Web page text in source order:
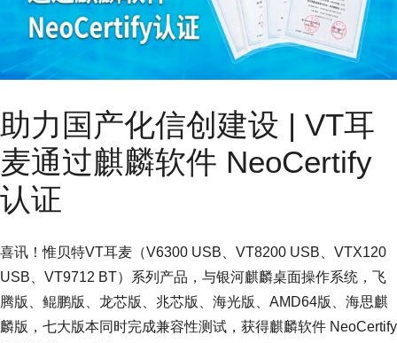
助力国产化信创建设 | VT耳
麦通过麒麟软件 NeoCertify
认证
喜讯！惟贝特VT耳麦（V6300 USB、VT8200 USB、VTX120
USB、VT9712 BT）系列产品，与银河麒麟桌面操作系统，飞
腾版、鲲鹏版、龙芯版、兆芯版、海光版、AMD64版、海思麒
麟版，七大版本同时完成兼容性测试，获得麒麟软件 NeoCertify